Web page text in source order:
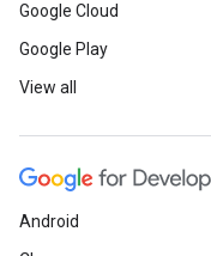
Google Cloud
Google Play
View all
Android